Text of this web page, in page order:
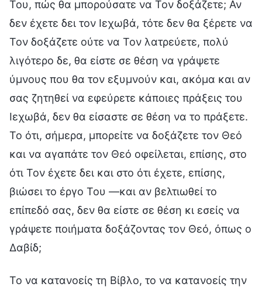
Του, πώς θα μπορούσατε να Τον δοξάζετε; Αν
δεν έχετε δει τον Ιεχωβά, τότε δεν θα ξέρετε να
Τον δοξάζετε ούτε να Τον λατρεύετε, πολύ
λιγότερο δε, θα είστε σε θέση να γράψετε
ύμνους που θα τον εξυμνούν και, ακόμα και αν
σας ζητηθεί να εφεύρετε κάποιες πράξεις του
Ιεχωβά, δεν θα είσαστε σε θέση να το πράξετε.
Το ότι, σήμερα, μπορείτε να δοξάζετε τον Θεό
και να αγαπάτε τον Θεό οφείλεται, επίσης, στο
ότι Τον έχετε δει και στο ότι έχετε, επίσης,
βιώσει το έργο Του —και αν βελτιωθεί το
επίπεδό σας, δεν θα είστε σε θέση κι εσείς να
γράψετε ποιήματα δοξάζοντας τον Θεό, όπως ο
Δαβίδ;
Το να κατανοείς τη Βίβλο, το να κατανοείς την